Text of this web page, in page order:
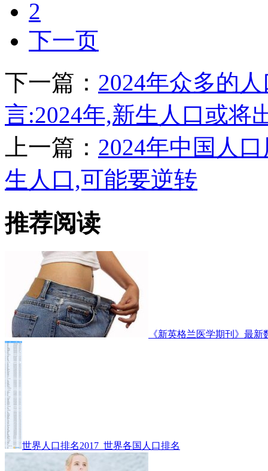
2
下一页
下一篇： 2024年众多的
言:2024年,新生人口或将
上一篇： 2024年中国人
生人口,可能要逆转
推荐阅读
《新英格兰医学期刊》最
世界人口排名2017_世界各国人口排名